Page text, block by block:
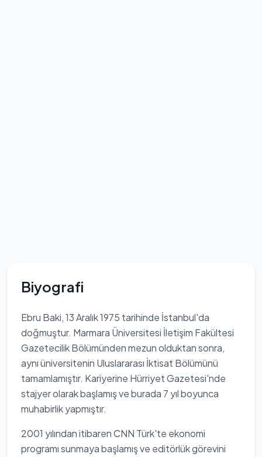
Biyografi
Ebru Baki, 13 Aralık 1975 tarihinde İstanbul'da
doğmuştur. Marmara Üniversitesi İletişim Fakültesi
Gazetecilik Bölümünden mezun olduktan sonra,
aynı üniversitenin Uluslararası İktisat Bölümünü
tamamlamıştır. Kariyerine Hürriyet Gazetesi'nde
stajyer olarak başlamış ve burada 7 yıl boyunca
muhabirlik yapmıştır.
2001 yılından itibaren CNN Türk'te ekonomi
programı sunmaya başlamış ve editörlük görevini